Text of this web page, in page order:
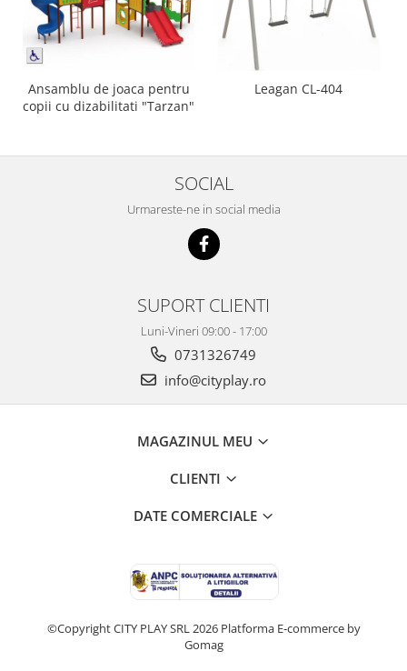
Ansamblu de joaca pentru
copii cu dizabilitati "Tarzan"
Leagan CL-404
SOCIAL
Urmareste-ne in social media
SUPORT CLIENTI
Luni-Vineri 09:00 - 17:00
0731326749
info@cityplay.ro
MAGAZINUL MEU
CLIENTI
DATE COMERCIALE
©Copyright CITY PLAY SRL 2026 Platforma E-commerce by
Gomag